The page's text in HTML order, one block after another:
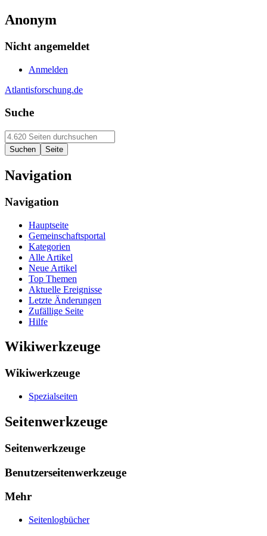
Anonym
Nicht angemeldet
Anmelden
Atlantisforschung.de
Suche
Navigation
Navigation
Hauptseite
Gemeinschaftsportal
Kategorien
Alle Artikel
Neue Artikel
Top Themen
Aktuelle Ereignisse
Letzte Änderungen
Zufällige Seite
Hilfe
Wikiwerkzeuge
Wikiwerkzeuge
Spezialseiten
Seitenwerkzeuge
Seitenwerkzeuge
Benutzerseitenwerkzeuge
Mehr
Seitenlogbücher